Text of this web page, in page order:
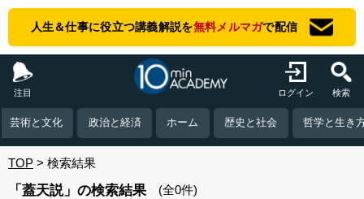
人生＆仕事に役立つ講義解説を無料メルマガで配信
注目 ログイン 検索
芸術と文化 政治と経済 ホーム 歴史と社会 哲学と生き
TOP 検索結果
「蓋天説」の検索結果 (全0件)